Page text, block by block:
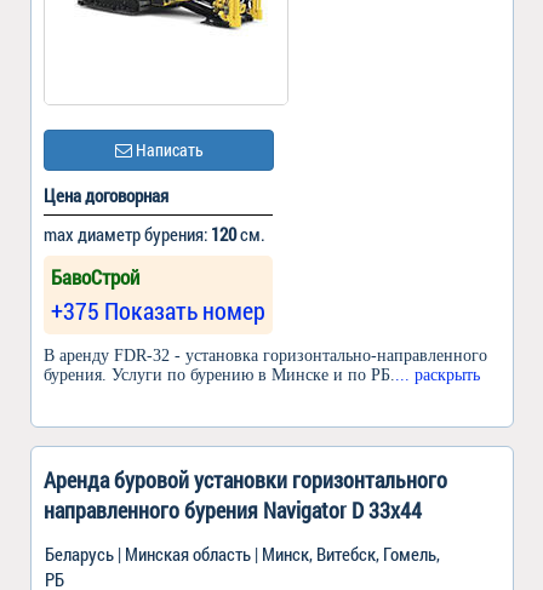
Написать
Цена договорная
max диаметр бурения: 120см.
БавоСтрой
+375 Показать номер
В аренду FDR-32 - установка горизонтально-направленного
бурения. Услуги по бурению в Минске и по РБ.
... раскрыть
Аренда буровой установки горизонтального
направленного бурения Navigator D 33x44
Беларусь | Минская область | Минск, Витебск, Гомель,
РБ